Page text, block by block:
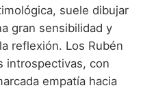
suele dibujar
gran sensibilidad y
reflexión. Los Rubén
introspectivas, con
empatía hacia